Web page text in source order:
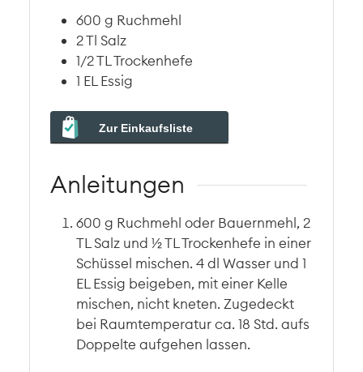
600 g Ruchmehl
2Tl Salz
1/2TL Trockenhefe
1 EL Essig
Zur Einkaufsliste
Anleitungen
600 g Ruchmehl oder Bauernmehl, 2
TL Salz und ½ TL Trockenhefe in einer
Schüssel mischen. 4 dl Wasser und 1
EL Essig beigeben, mit einer Kelle
mischen, nicht kneten. Zugedeckt
bei Raumtemperatur ca. 18 Std. aufs
Doppelte aufgehen lassen.